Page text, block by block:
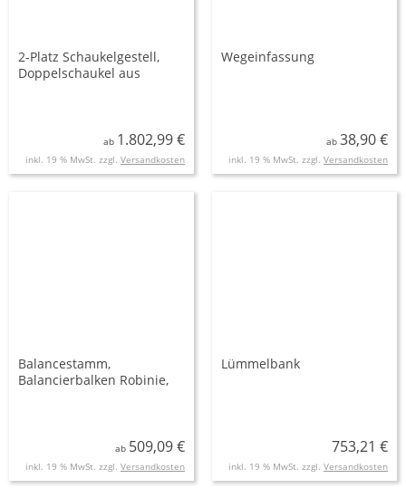
2-Platz Schaukelgestell,
Doppelschaukel aus
ab 1.802,99 €
inkl. 19 % MwSt. zzgl. Versandkosten
Wegeinfassung
ab 38,90 €
inkl. 19 % MwSt. zzgl. Versandkosten
Balancestamm,
Balancierbalken Robinie,
ab 509,09 €
inkl. 19 % MwSt. zzgl. Versandkosten
Lümmelbank
753,21 €
inkl. 19 % MwSt. zzgl. Versandkosten